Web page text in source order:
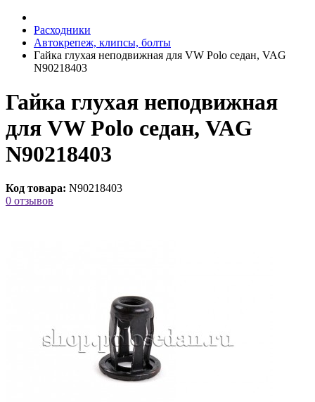
Расходники
Автокрепеж, клипсы, болты
Гайка глухая неподвижная для VW Polo седан, VAG
N90218403
Гайка глухая неподвижная
для VW Polo седан, VAG
N90218403
Код товара: N90218403
0 отзывов